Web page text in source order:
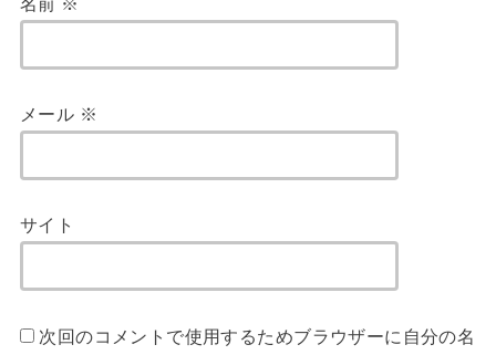
メール ※
サイト
次回のコメントで使用するためブラウザーに自分の名